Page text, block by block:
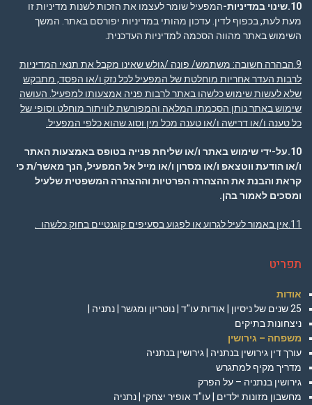
10.שינוי במדיניות-
המפעיל שומר לעצמו את הזכות לשנות מדיניות זו
מעת לעת, בכפוף לדין. עדכון מהותי במדיניות יפורסם באתר. המשך
השימוש באתר מהווה הסכמה למדיניות העדכנית.
9.הבהרה חשובה
: משתמש/ פונה /גולש שאינו מקבל את תנאי המדיניות
לרבות העדר אחריות מוחלטת של המפעיל לכל נזק ו/או הפסד, מתבקש
שלא לעשות שימוש כלשהו באתר לרבות פניה אמצעותו למפעיל. העושה
שימוש באתר נותן הסכמתו המלאה והמפורשת לוויתור מוחלט וסופי של
כל טענה ו/או דרישה ו/או טענה מכל מין וסוג שהוא כלפי המפעיל.
10.על-ידי שימוש באתר ו/או שליחת פנייה בטופס באמצעות האתר
ו/או הודעת ווטצאפ ו/או מסרון ו/או מייל אל המפעיל, הנך מאשר/ת כי
קראת והבנת את ההצהרה הפרטיות וההצהרה המשפטית שלעיל
ומסכים לאמור בהן.
11.אין באמור לעיל לגרוע או לפגוע בסעיפים קוגנטיים בחוק כלשהו .
תפריט
אודות
25 שנים של ניסיון | אודות עו"ד | נוטריון ומגשר | נתניה |
ניצחונות בתיקים
משפחה – גירושין
עורך דין גירושין בנתניה | גירושין בנתניה
מדריך מקיף למתגרש
גירושין בנתניה – על הפרק
מחשבון מזונות ילדים | עו"ד אופיר יצחקי | נתניה